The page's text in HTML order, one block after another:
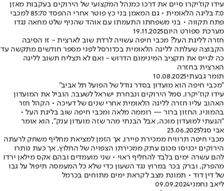
עידו קוז'יקרו סיים את דרכו כמנהל המקצועי של הירוקים בעקבות מאזן
7:0 בליגה הלאומית • גם המאמן בני כץ פוטר אחרי ההפסד 85:70 למכבי
פתח תקווה • בני משפחתו התעמתו עם אוהד שהניף שלט מחאה נגדו
מערכת ספורט היום19.11.2025
חזרה לליגת העל? מכבי חיפה עשויה לרדת שוב לארצית - זו הסיבה
הקבוצה שעלתה לליגה הלאומית בכדורסל לפני מספר חודשים מתקשה עד
כה לגייס את תקציב המינימום הדרוש - ואם לא תצליח תשוב לליגה
הארצית בחזרה
תומר גבעתי10.08.2025
"מכבי חיפה הוא מועדון בסדר גודל של הפועל תל אביב"
עידו קוז׳יקרו, סמל הירוקים ונבחרת ישראל לשעבר, הוביל את המועדון
האהוב עליו חזרה לליגה הלאומית אחרי שנים של דעיכה • הקהל חזר
בהמוניו, החזון ברור — רוממה מלאה ומכבי חיפה שוב בליגת העל •
"הגעתי למועדון מוכה, אבל הבנתי מהר שזה מועדון ענק", הוא אומר
אבי סגל23.06.2025
מכבי חיפה תרוויח ממכירת פיירו, אך הזמן למציאת מחליף משחק לרעתה
הירוקים יכניסו סכום עתק ממכירתו הצפויה של החלוץ, אך כעת נותרו
להם עשרה ימים בלבד להחליף ראוי • שני מועמדים ובהם אקס מילאן ירדו
מהפרק, וברק בכר במרוץ נגד השעון כדי שלא כל המעמסה תיפול על גבו
של דין דוד • תמונת מצב לקראת ימים מתוחים בכרמל
ליאב נחמני09.09.2024